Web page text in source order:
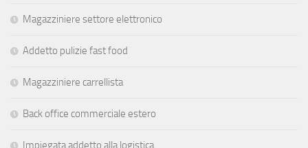
Magazziniere settore elettronico
Addetto pulizie fast food
Magazziniere carrellista
Back office commerciale estero
Impiegata addetto alla logistica